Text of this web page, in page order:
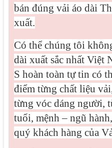
bán đúng vải áo dài
xuất.
Có thể chúng tôi
dài xuất sắc nhất Việt
S hoàn toàn tự tin có
điểm từng chất liệu
từng vóc dáng người,
tuổi, mệnh – ngũ
quý khách hàng của